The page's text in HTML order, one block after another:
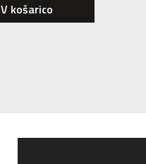
V košarico